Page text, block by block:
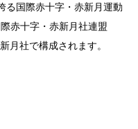
る国際赤十字・赤新月運動
赤十字・赤新月社連盟
月社で構成されます。